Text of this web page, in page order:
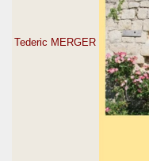
Tederic MERGER